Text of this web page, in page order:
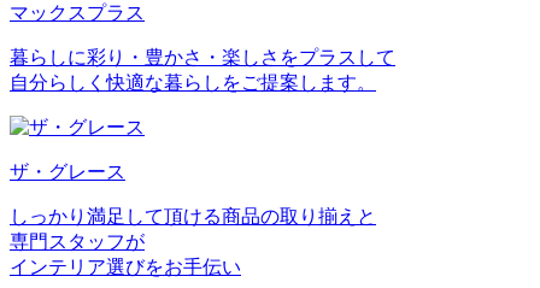
マックスプラス
暮らしに彩り・豊かさ・楽しさをプラスして
自分らしく快適な暮らしをご提案します。
ザ・グレース
しっかり満足して頂ける商品の取り揃えと
専門スタッフが
インテリア選びをお手伝い